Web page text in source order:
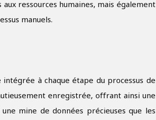
ressources humaines, mais également
manuels.
à chaque étape du processus de
enregistrée, offrant ainsi une
mine de données précieuses que les